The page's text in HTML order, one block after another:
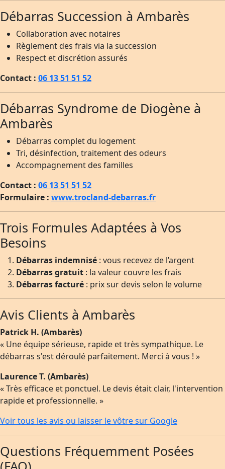
Débarras Succession à Ambarès
Collaboration avec notaires
Règlement des frais via la succession
Respect et discrétion assurés
Contact : 06 13 51 51 52
Débarras Syndrome de Diogène à
Ambarès
Débarras complet du logement
Tri, désinfection, traitement des odeurs
Accompagnement des familles
Contact : 06 13 51 51 52
Formulaire : www.trocland-debarras.fr
Trois Formules Adaptées à Vos
Besoins
Débarras indemnisé : vous recevez de l’argent
Débarras gratuit : la valeur couvre les frais
Débarras facturé : prix sur devis selon le volume
Avis Clients à Ambarès
Patrick H. (Ambarès)
« Une équipe sérieuse, rapide et très sympathique. Le
débarras s'est déroulé parfaitement. Merci à vous ! »
Laurence T. (Ambarès)
« Très efficace et ponctuel. Le devis était clair, l'intervention
rapide et professionnelle. »
Voir tous les avis ou laisser le vôtre sur Google
Questions Fréquemment Posées